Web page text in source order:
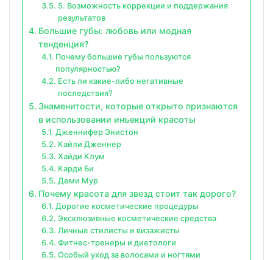
5. Возможность коррекции и поддержания
результатов
Большие губы: любовь или модная
тенденция?
Почему большие губы пользуются
популярностью?
Есть ли какие-либо негативные
последствия?
Знаменитости, которые открыто признаются
в использовании инъекций красоты
Дженнифер Энистон
Кайли Дженнер
Хайди Клум
Карди Би
Деми Мур
Почему красота для звезд стоит так дорого?
Дорогие косметические процедуры
Эксклюзивные косметические средства
Личные стилисты и визажисты
Фитнес-тренеры и диетологи
Особый уход за волосами и ногтями